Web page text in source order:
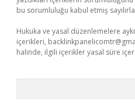
bu sorumluluğu kabul etmiş
Hukuka ve yasal düzenlemelere
içerikleri,
halinde, ilgili içerikler yasal süre